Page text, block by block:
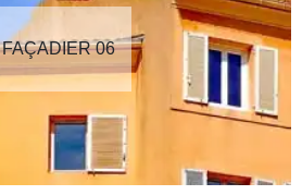
FAÇADIER 06